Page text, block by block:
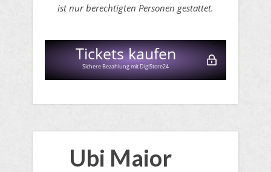
ist nur berechtigten Personen gestattet.
Tickets kaufen
Sichere Bezahlung mit DigiStore24
Ubi Maior